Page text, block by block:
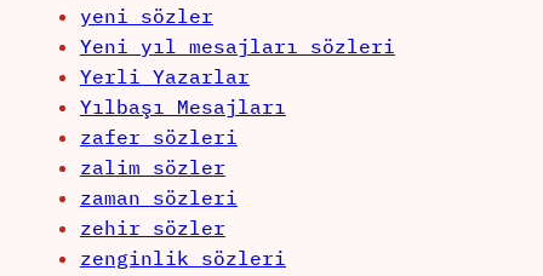
yeni sözler
Yeni yıl mesajları sözleri
Yerli Yazarlar
Yılbaşı Mesajları
zafer sözleri
zalim sözler
zaman sözleri
zehir sözler
zenginlik sözleri